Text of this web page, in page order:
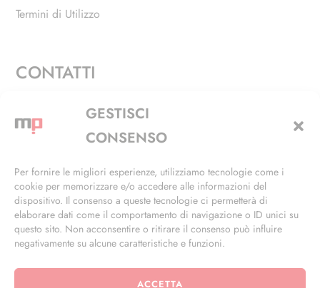
GESTISCI
CONSENSO
Per fornire le migliori esperienze, utilizziamo tecnologie come i
cookie per memorizzare e/o accedere alle informazioni del
dispositivo. Il consenso a queste tecnologie ci permetterà di
elaborare dati come il comportamento di navigazione o ID unici su
questo sito. Non acconsentire o ritirare il consenso può influire
negativamente su alcune caratteristiche e funzioni.
ACCETTA
Termini di Utilizzo
CONTATTI
Via Alfieri, 27 - Trezzano Sul Naviglio (MI)
+39 02 4846 3155
info@masterphil.it